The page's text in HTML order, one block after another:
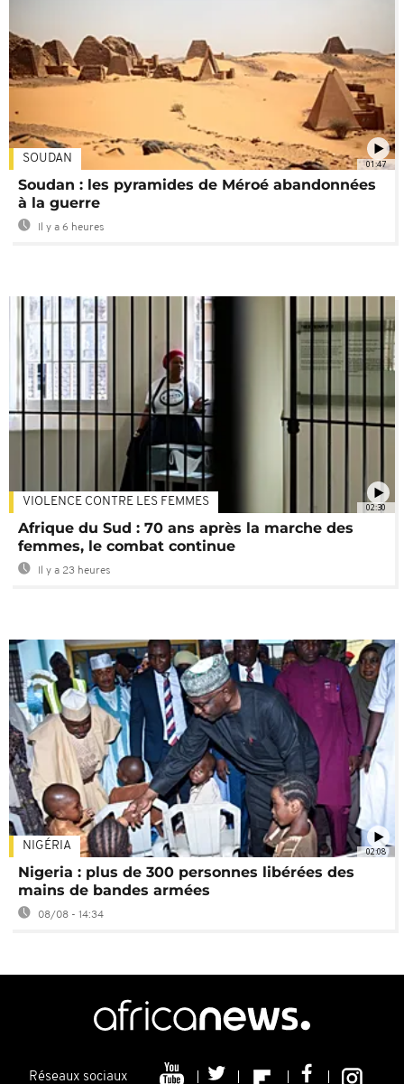
01:47
SOUDAN
Soudan : les pyramides de Méroé abandonnées
à la guerre
Il y a 6 heures
02:30
VIOLENCE CONTRE LES FEMMES
Afrique du Sud : 70 ans après la marche des
femmes, le combat continue
Il y a 23 heures
02:08
NIGÉRIA
Nigeria : plus de 300 personnes libérées des
mains de bandes armées
08/08 - 14:34
Réseaux sociaux